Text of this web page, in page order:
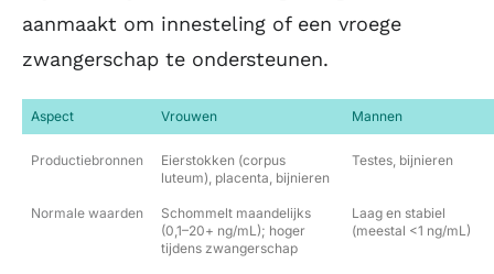
aanmaakt om innesteling of een vroege
zwangerschap te ondersteunen.
Aspect Vrouwen Mannen
Productiebronnen
Eierstokken (corpus
luteum), placenta, bijnieren
Testes, bijnieren
Normale waarden
Schommelt maandelijks
(0,1–20+ ng/mL); hoger
tijdens zwangerschap
Laag en stabiel
(meestal <1 ng/mL)